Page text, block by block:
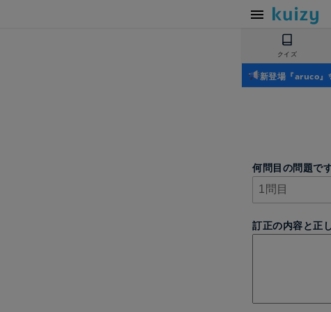
クイズ
新登場『aruco』
何問目の問題で
訂正の内容と正